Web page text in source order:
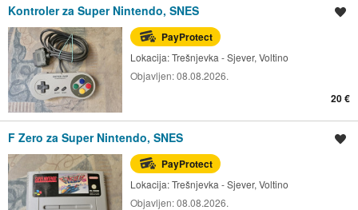
Kontroler za Super Nintendo, SNES
PayProtect
Lokacija:Trešnjevka - Sjever, Voltino
Objavljen:08.08.2026.
20 €
F Zero za Super Nintendo, SNES
PayProtect
Lokacija:Trešnjevka - Sjever, Voltino
Objavljen:08.08.2026.